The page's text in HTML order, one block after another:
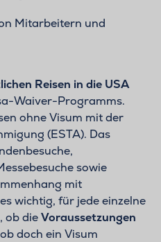
Reisen in die USA
Waiver-Programms.
ohne Visum mit der
(ESTA). Das
sowie
mit
wichtig, für jede einzelne
ob dieVoraussetzungen
doch ein Visum